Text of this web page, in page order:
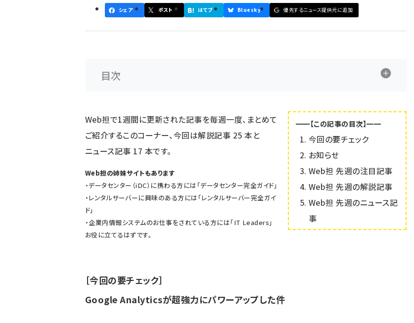
シェア ポスト はてブ Bluesky 優先するニュース提供元に追加
目次
━━【この記事の目次】━━
今回の要チェック
お知らせ
Web担 先週の注目記事
Web担 先週の解説記事
Web担 先週のニュース記
事
Web担で1週間に更新された記事を毎週一度、まとめて
ご紹介するこのコーナー、今回は解説記事 25 本と
ニュース記事 17 本です。
Web担の姉妹サイトもあります
・データセンター（iDC）に携わる方には「データセンター完全ガイド 」
・レンタルサーバーに興味のある方には「レンタルサーバー完全ガイ
ド」
・企業内情報システムのお仕事をされている方には「IT Leaders 」
お役に立てるはずです。
［今回の要チェック］
Google Analyticsが超強力にパワーアップした件